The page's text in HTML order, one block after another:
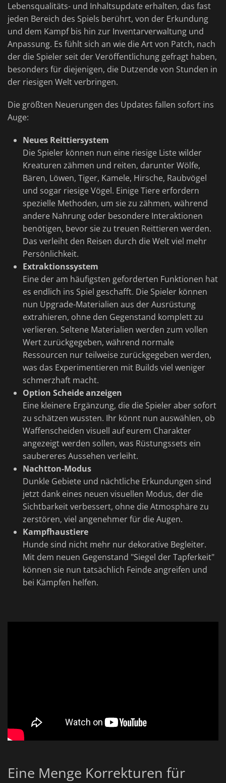
Lebensqualitäts- und Inhaltsupdate erhalten, das fast
jeden Bereich des Spiels berührt, von der Erkundung
und dem Kampf bis hin zur Inventarverwaltung und
Anpassung. Es fühlt sich an wie die Art von Patch, nach
der die Spieler seit der Veröffentlichung gefragt haben,
besonders für diejenigen, die Dutzende von Stunden in
der riesigen Welt verbringen.
Die größten Neuerungen des Updates fallen sofort ins
Auge:
Neues Reittiersystem
Die Spieler können nun eine riesige Liste wilder
Kreaturen zähmen und reiten, darunter Wölfe,
Bären, Löwen, Tiger, Kamele, Hirsche, Raubvögel
und sogar riesige Vögel. Einige Tiere erfordern
spezielle Methoden, um sie zu zähmen, während
andere Nahrung oder besondere Interaktionen
benötigen, bevor sie zu treuen Reittieren werden.
Das verleiht den Reisen durch die Welt viel mehr
Persönlichkeit.
Extraktionssystem
Eine der am häufigsten geforderten Funktionen hat
es endlich ins Spiel geschafft. Die Spieler können
nun Upgrade-Materialien aus der Ausrüstung
extrahieren, ohne den Gegenstand komplett zu
verlieren. Seltene Materialien werden zum vollen
Wert zurückgegeben, während normale
Ressourcen nur teilweise zurückgegeben werden,
was das Experimentieren mit Builds viel weniger
schmerzhaft macht.
Option Scheide anzeigen
Eine kleinere Ergänzung, die die Spieler aber sofort
zu schätzen wussten. Ihr könnt nun auswählen, ob
Waffenscheiden visuell auf eurem Charakter
angezeigt werden sollen, was Rüstungssets ein
saubereres Aussehen verleiht.
Nachtton-Modus
Dunkle Gebiete und nächtliche Erkundungen sind
jetzt dank eines neuen visuellen Modus, der die
Sichtbarkeit verbessert, ohne die Atmosphäre zu
zerstören, viel angenehmer für die Augen.
Kampfhaustiere
Hunde sind nicht mehr nur dekorative Begleiter.
Mit dem neuen Gegenstand "Siegel der Tapferkeit"
können sie nun tatsächlich Feinde angreifen und
bei Kämpfen helfen.
Eine Menge Korrekturen für